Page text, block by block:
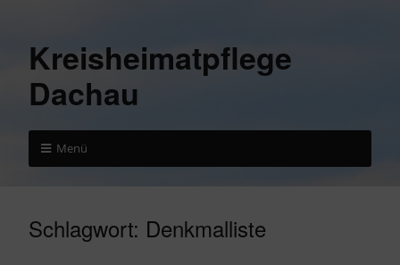
Kreisheimatpflege
Dachau
Menü
Schlagwort: Denkmalliste